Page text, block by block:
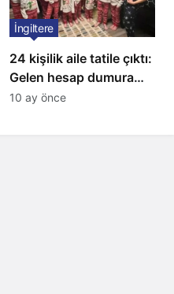
24 kişilik aile tatile çıktı:
Gelen hesap dumura
uğrattı
İngiltere
10 ay önce